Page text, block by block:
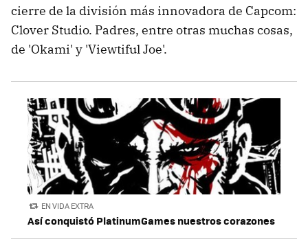
cierre de la división más innovadora de Capcom:
Clover Studio. Padres, entre otras muchas cosas,
de 'Okami' y 'Viewtiful Joe'.
EN VIDA EXTRA
Así conquistó PlatinumGames nuestros corazones